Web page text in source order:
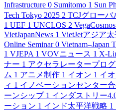
Infrastructure 0 Sumitomo 1 Sun
Tech Tokyo 2025 2 TCJグローバ
1 UEF 1 UNCLOS 2 VegaCosmos
VietJapanNews 1 VietJetアジア
Online Seminar 0 Vietnam–Japan
1 VJEPA 1 VOVニュース 1 X-
ナー 1 アクセラレータープロ
ム 1 アニメ制作 1 イオン 1 イ
ィ 1 イノベーションセンター
ーンシップ 1 インダストリー
ーション 1 インド太平洋戦略 1